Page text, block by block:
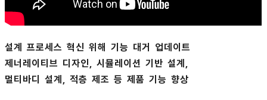
설계 프로세스 혁신 위해 기능 대거 업데이트
제너레이티브 디자인, 시뮬레이션 기반 설계,
멀티바디 설계, 적층 제조 등 제품 기능 향상